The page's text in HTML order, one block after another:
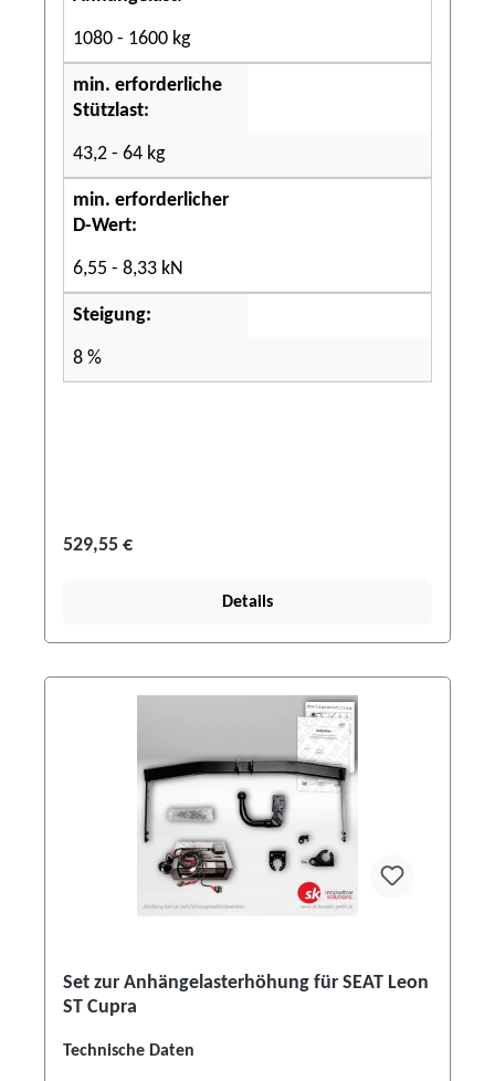
1080 - 1600 kg
min. erforderliche
Stützlast:
43,2 - 64 kg
min. erforderlicher
D-Wert:
6,55 - 8,33 kN
Steigung:
8 %
529,55 €
Details
Set zur Anhängelasterhöhung für SEAT Leon
ST Cupra
Technische Daten